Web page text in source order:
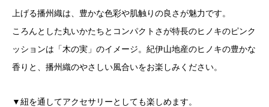
上げる播州織は、豊かな色彩や肌触りの良さが魅力です。
ころんとした丸いかたちとコンパクトさが特長のヒノキのピンク
ッションは「木の実」のイメージ。紀伊山地産のヒノキの豊かな
香りと、播州織のやさしい風合いをお楽しみください。
▼紐を通してアクセサリーとしても楽しめます。